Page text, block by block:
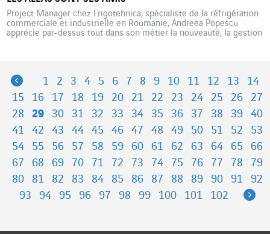
Project Manager chez Frigotehnica, spécialiste de la réfrigération
commerciale et industrielle en Roumanie, Andreea Popescu
apprécie par-dessus tout dans son métier la nouveauté, la gestion
Previous
1 2 3 4 5 6 7 8 9 10 11 12 13
14
15
16 17 18 19 20 21 22 23 24 25 26
27
28
29 30 31 32 33 34 35 36 37 38 39
40
41
42 43 44 45 46 47 48 49 50 51 52
53
54
55 56 57 58 59 60 61 62 63 64 65
66
67
68 69 70 71 72 73 74 75 76 77 78
79
80
81 82 83 84 85 86 87 88 89 90 91
92
93
94 95 96 97 98 99 100 101 102